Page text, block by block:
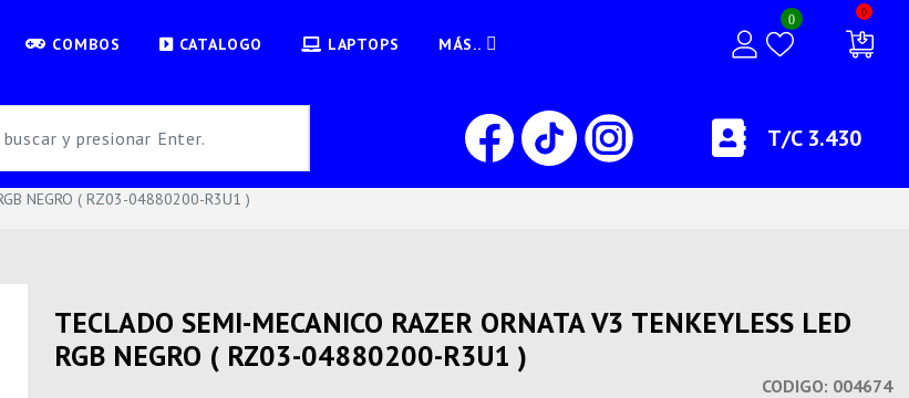
COMBOS CATALOGO LAPTOPS MÁS..
0
0
T/C 3.430
NEGRO ( RZ03-04880200-R3U1 )
TECLADO SEMI-MECANICO RAZER ORNATA V3 TENKEYLESS LED
RGB NEGRO ( RZ03-04880200-R3U1 )
CODIGO: 004674